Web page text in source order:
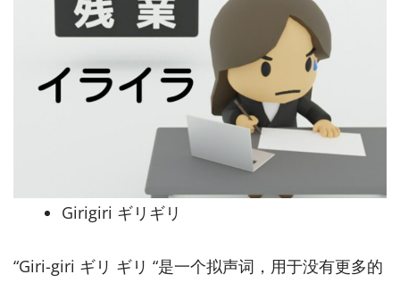
Girigiri ギリギリ
“Giri-giri ギリ ギリ “是一个拟声词，用于没有更多的